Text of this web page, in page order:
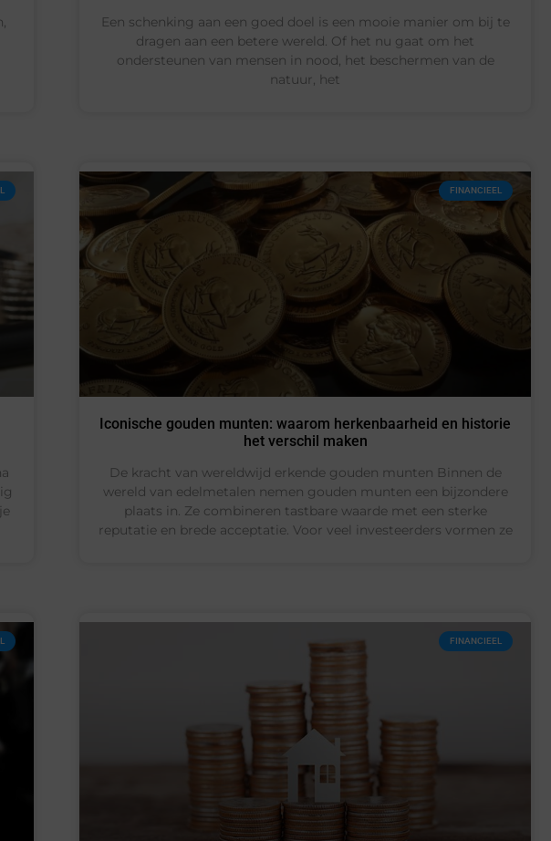
Een schenking aan een goed doel is een mooie manier om bij te
dragen aan een betere wereld. Of het nu gaat om het
ondersteunen van mensen in nood, het beschermen van de
natuur, het
FINANCIEEL
Iconische gouden munten: waarom herkenbaarheid en historie
het verschil maken
De kracht van wereldwijd erkende gouden munten Binnen de
wereld van edelmetalen nemen gouden munten een bijzondere
plaats in. Ze combineren tastbare waarde met een sterke
reputatie en brede acceptatie. Voor veel investeerders vormen ze
FINANCIEEL